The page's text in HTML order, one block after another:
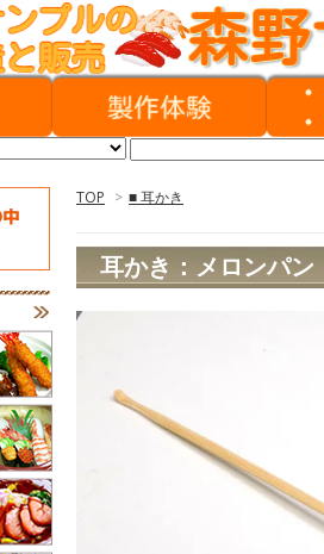
TOP > ■ 耳かき
耳かき：メロンパン